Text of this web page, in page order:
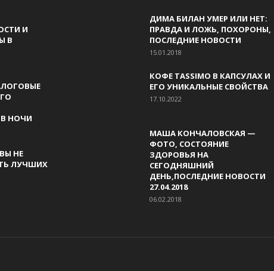
И
В
НОЧИ
НЕ
ЛУЧШИХ
ДИМА БИЛАН УМЕР ИЛИ НЕТ:
ПРАВДА И ЛОЖЬ, ПОХОРОНЫ,
ПОСЛЕДНИЕ НОВОСТИ
15.01.2018
КОФЕ TASSIMO В КАПСУЛАХ И
ЕГО УНИКАЛЬНЫЕ СВОЙСТВА
17.10.2022
МАША КОНЧАЛОВСКАЯ —
ФОТО, СОСТОЯНИЕ
ЗДОРОВЬЯ НА
СЕГОДНЯШНИЙ
ДЕНЬ,ПОСЛЕДНИЕ НОВОСТИ
27.04.2018
06.02.2018